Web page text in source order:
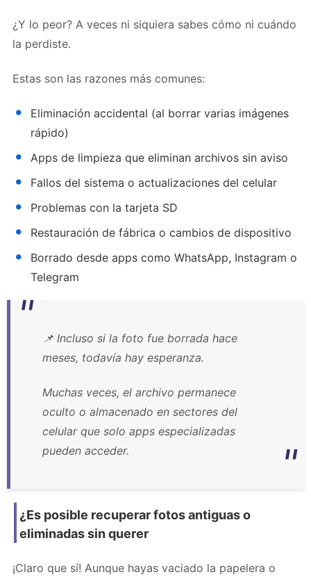
¿Y lo peor? A veces ni siquiera sabes cómo ni cuándo
la perdiste.
Estas son las razones más comunes:
Eliminación accidental (al borrar varias imágenes
rápido)
Apps de limpieza que eliminan archivos sin aviso
Fallos del sistema o actualizaciones del celular
Problemas con la tarjeta SD
Restauración de fábrica o cambios de dispositivo
Borrado desde apps como WhatsApp, Instagram o
Telegram
📌 Incluso si la foto fue borrada hace
meses, todavía hay esperanza.
Muchas veces, el archivo permanece
oculto o almacenado en sectores del
celular que solo apps especializadas
pueden acceder.
¿Es posible recuperar fotos antiguas o
eliminadas sin querer
¡Claro que sí! Aunque hayas vaciado la papelera o